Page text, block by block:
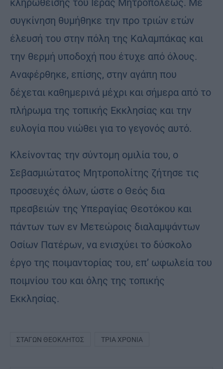
κληρωθείσης του Ιεράς Μητροπόλεως. Με
συγκίνηση θυμήθηκε την προ τριών ετών
έλευσή του στην πόλη της Καλαμπάκας και
την θερμή υποδοχή που έτυχε από όλους.
Αναφέρθηκε, επίσης, στην αγάπη που
δέχεται καθημερινά μέχρι και σήμερα από το
πλήρωμα της τοπικής Εκκλησίας και την
ευλογία που νιώθει για το γεγονός αυτό.
Κλείνοντας την σύντομη ομιλία του, ο
Σεβασμιώτατος Μητροπολίτης ζήτησε τις
προσευχές όλων, ώστε ο Θεός δια
πρεσβειών της Υπεραγίας Θεοτόκου και
πάντων των εν Μετεώροις διαλαμψάντων
Οσίων Πατέρων, να ενισχύει το δύσκολο
έργο της ποιμαντορίας του, επ’ ωφωλεία του
ποιμνίου του και όλης της τοπικής
Εκκλησίας.
ΣΤΑΓΏΝ ΘΕΌΚΛΗΤΟΣ ΤΡΊΑ ΧΡΌΝΙΑ